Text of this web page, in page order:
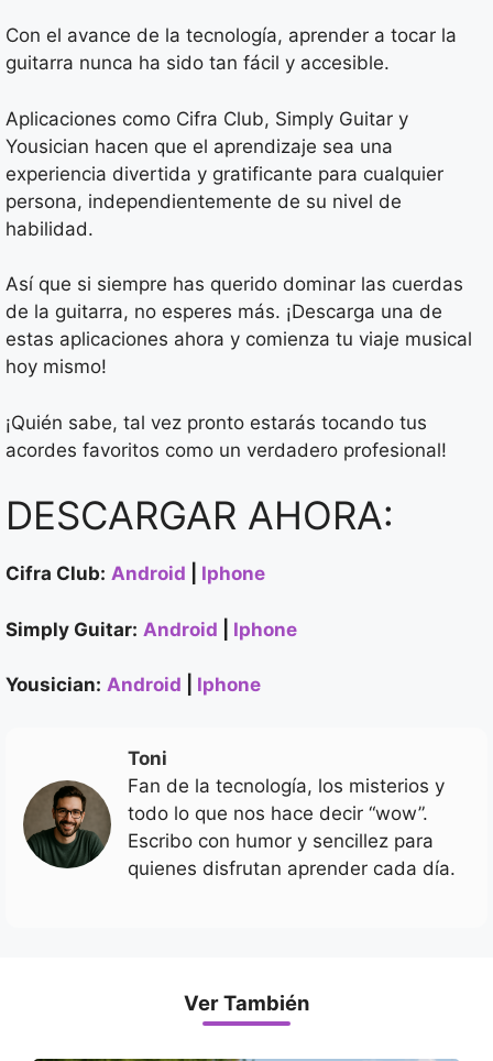
Con el avance de la tecnología, aprender a tocar la
guitarra nunca ha sido tan fácil y accesible.
Aplicaciones como Cifra Club, Simply Guitar y
Yousician hacen que el aprendizaje sea una
experiencia divertida y gratificante para cualquier
persona, independientemente de su nivel de
habilidad.
Así que si siempre has querido dominar las cuerdas
de la guitarra, no esperes más. ¡Descarga una de
estas aplicaciones ahora y comienza tu viaje musical
hoy mismo!
¡Quién sabe, tal vez pronto estarás tocando tus
acordes favoritos como un verdadero profesional!
DESCARGAR AHORA:
Cifra Club: Android Iphone
Simply Guitar: Android Iphone
Yousician: Android Iphone
Toni
Fan de la tecnología, los misterios y
todo lo que nos hace decir “wow”.
Escribo con humor y sencillez para
quienes disfrutan aprender cada día.
Ver También